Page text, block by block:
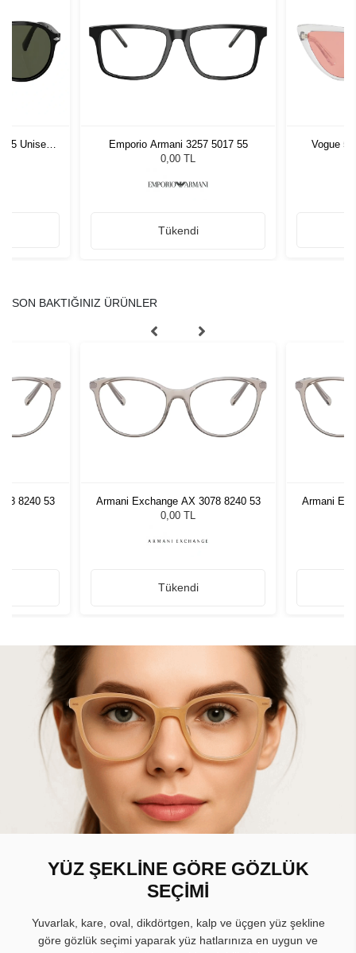
55 Unisex
Emporio Armani 3257 5017 55
0,00 TL
Tükendi
Vogue
SON BAKTIĞINIZ ÜRÜNLER
8240 53
Armani Exchange AX 3078 8240 53
0,00 TL
Tükendi
Armani
YÜZ ŞEKLİNE GÖRE GÖZLÜK
SEÇİMİ
Yuvarlak, kare, oval, dikdörtgen, kalp ve üçgen yüz şekline
göre gözlük seçimi yaparak yüz hatlarınıza en uygun ve